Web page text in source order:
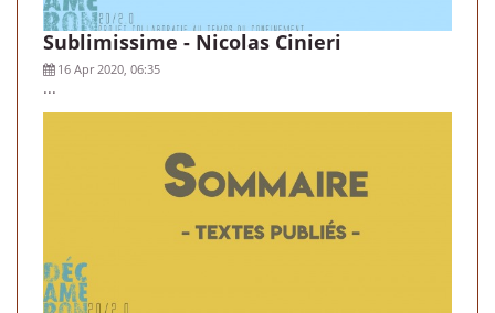
Sublimissime - Nicolas Cinieri
16 Apr 2020, 06:35
...